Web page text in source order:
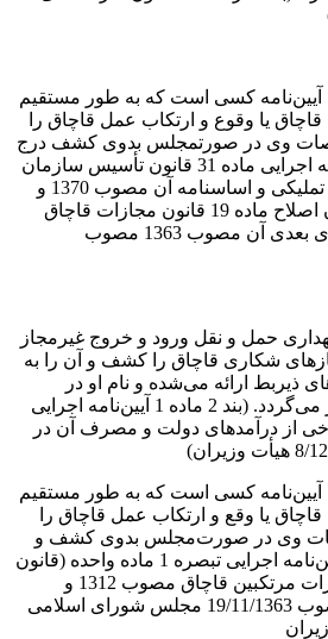
آیین‌نامه کسی است که به طور مستقیم
قاچاق یا وقوع و ارتکاب عمل قاچاق را
وی در صورتمجلس بدوی کشف درج
شده باشد. (ماده 5 آیین‌نامه اجرایی ماده 31 قانون تأسیس سازمان
جمع‌آوری و فروش اموال تملیکی و اساسنامه آن مصوب 1370 و
تبصره 1 ماده واحده قانون اصلاح ماده 19 قانون مجازات قاچاق
مصوب 1312 و اصلاحیه‌های بعدی آن مصوب 1363 مصوب
حمل و نقل ورود و خروج غیرمجاز
شکاری قاچاق را کشف و آن را به
ذیربط ارائه می‌شده و نام او در
صورت‌مجلس مربوط ذکر می‌گردد. (بند 2 ماده 1 آیین‌نامه اجرایی
برخی از درآمدهای دولت و مصرف آن در
آیین‌نامه کسی است که به طور مستقیم
قاچاق یا وقع و ارتکاب عمل قاچاق را
وی در صورت‌مجلس بدوی کشف و
درج شده باشد. (ماده 5 آیین‌نامه اجرایی تبصره 1 ماده واحده (قانون
اصلاح ماده 19 قانون مجازات مرتکبین قاچاق مصوب 1312 و
اصلاحیه‌های بعدی آن) مصوب 19/11/1363 مجلس شورای اسلامی